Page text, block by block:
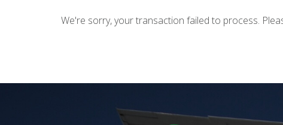
We're sorry, your transaction failed to process.